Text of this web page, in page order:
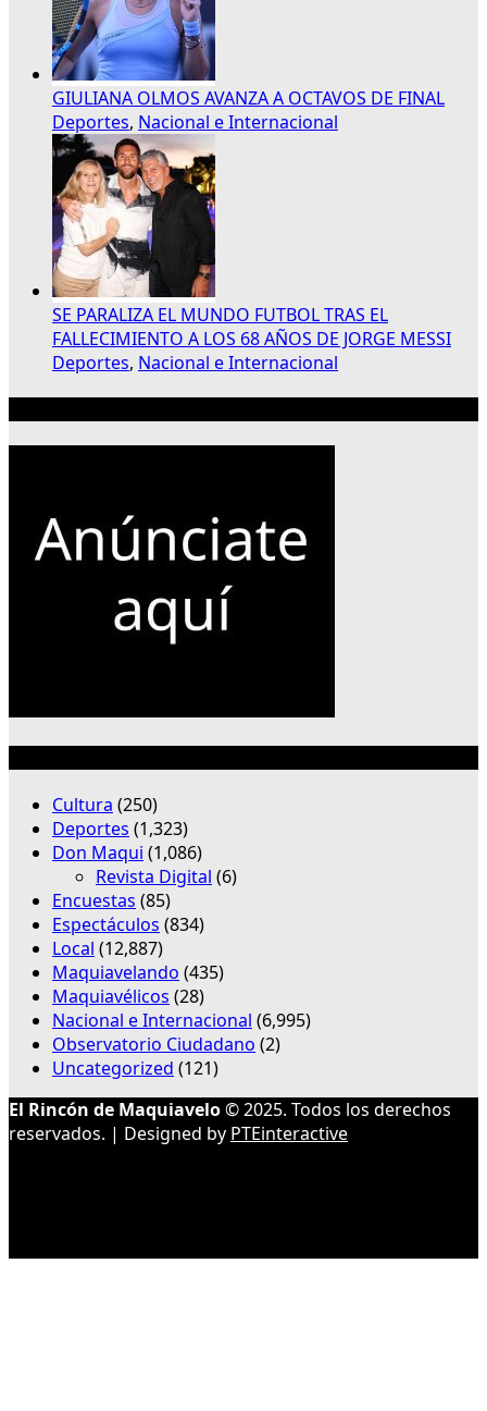
GIULIANA OLMOS AVANZA A OCTAVOS DE FINAL
Deportes, Nacional e Internacional
SE PARALIZA EL MUNDO FUTBOL TRAS EL
FALLECIMIENTO A LOS 68 AÑOS DE JORGE MESSI
Deportes, Nacional e Internacional
Cultura (250)
Deportes (1,323)
Don Maqui (1,086)
Revista Digital (6)
Encuestas (85)
Espectáculos (834)
Local (12,887)
Maquiavelando (435)
Maquiavélicos (28)
Nacional e Internacional (6,995)
Observatorio Ciudadano (2)
Uncategorized (121)
El Rincón de Maquiavelo© 2025. Todos los derechos
reservados. | Designed by PTEinteractive